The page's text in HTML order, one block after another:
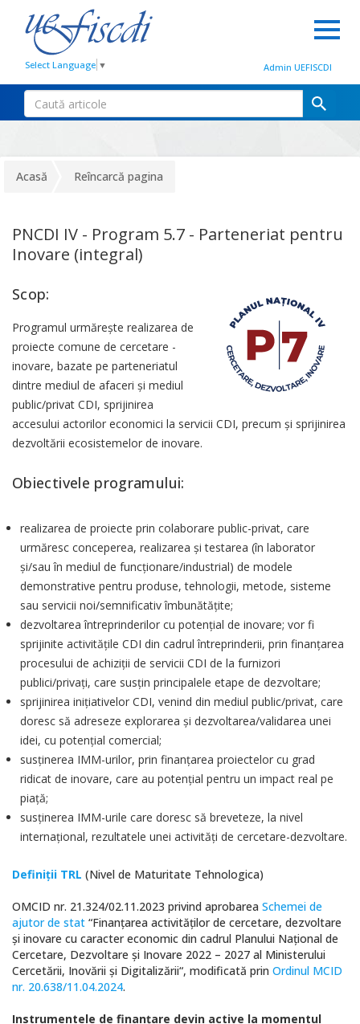
Select Language ▼ Admin UEFISCDI
Acasă Reîncarcă pagina
PNCDI IV - Program 5.7 - Parteneriat pentru
Inovare (integral)
Scop:
Programul urmărește realizarea de
proiecte comune de cercetare -
inovare, bazate pe parteneriatul
dintre mediul de afaceri și mediul
public/privat CDI, sprijinirea
accesului actorilor economici la servicii CDI, precum și sprijinirea
dezvoltării ecosistemelor de inovare.
Obiectivele programului:
realizarea de proiecte prin colaborare public-privat, care
urmăresc conceperea, realizarea și testarea (în laborator
și/sau în mediul de funcționare/industrial) de modele
demonstrative pentru produse, tehnologii, metode, sisteme
sau servicii noi/semnificativ îmbunătățite;
dezvoltarea întreprinderilor cu potențial de inovare; vor fi
sprijinite activitățile CDI din cadrul întreprinderii, prin finanțarea
procesului de achiziții de servicii CDI de la furnizori
publici/privați, care susțin principalele etape de dezvoltare;
sprijinirea inițiativelor CDI, venind din mediul public/privat, care
doresc să adreseze explorarea și dezvoltarea/validarea unei
idei, cu potențial comercial;
susținerea IMM-urilor, prin finanțarea proiectelor cu grad
ridicat de inovare, care au potențial pentru un impact real pe
piață;
susținerea IMM-urile care doresc să breveteze, la nivel
internațional, rezultatele unei activități de cercetare-dezvoltare.
Definiții TRL (Nivel de Maturitate Tehnologica)
OMCID nr. 21.324/02.11.2023 privind aprobarea Schemei de
ajutor de stat “Finanțarea activităților de cercetare, dezvoltare
și inovare cu caracter economic din cadrul Planului Național de
Cercetare, Dezvoltare și Inovare 2022 – 2027 al Ministerului
Cercetării, Inovării și Digitalizării“, modificată prin Ordinul MCID
nr. 20.638/11.04.2024.
Instrumentele de finanțare devin active la momentul